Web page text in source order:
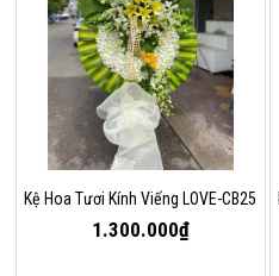
Kệ Hoa Tươi Kính Viếng LOVE-CB25
1.300.000₫